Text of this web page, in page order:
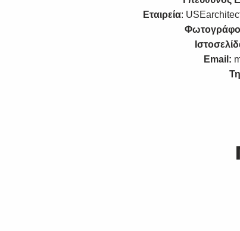
Εταιρεία:
Email: